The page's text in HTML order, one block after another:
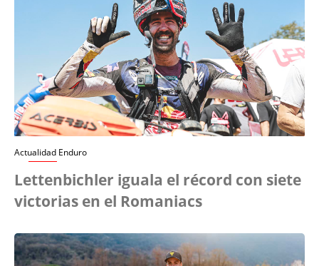
Actualidad Enduro
Lettenbichler iguala el récord con siete
victorias en el Romaniacs